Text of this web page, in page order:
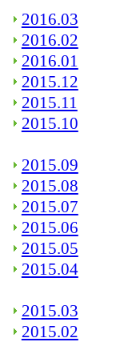
2016.03
2016.02
2016.01
2015.12
2015.11
2015.10
2015.09
2015.08
2015.07
2015.06
2015.05
2015.04
2015.03
2015.02